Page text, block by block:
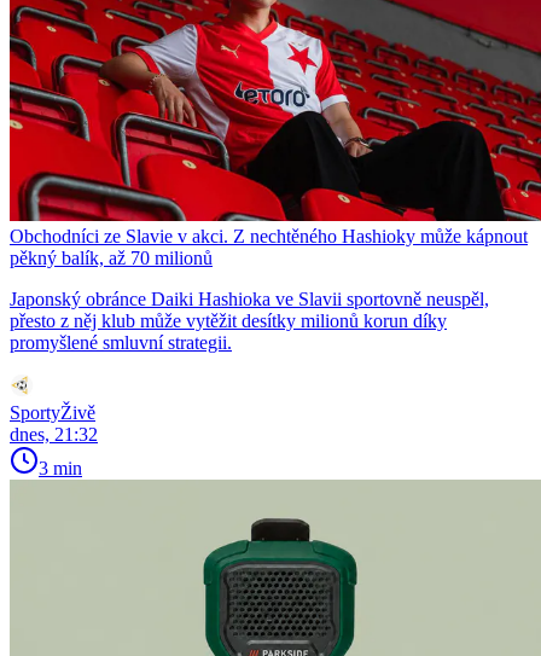
Obchodníci ze Slavie v akci. Z nechtěného Hashioky může kápnout
pěkný balík, až 70 milionů
Japonský obránce Daiki Hashioka ve Slavii sportovně neuspěl,
přesto z něj klub může vytěžit desítky milionů korun díky
promyšlené smluvní strategii.
SportyŽivě
dnes, 21:32
3 min